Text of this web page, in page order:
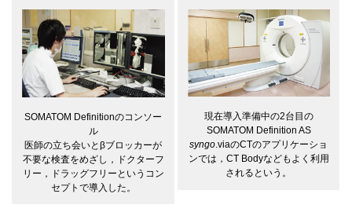
SOMATOM Definitionのコンソー
ル
医師の立ち会いとβブロッカーが
不要な検査をめざし，ドクターフ
リー，ドラッグフリーというコン
セプトで導入した。
現在導入準備中の2台目の
SOMATOM Definition AS
syngo.viaのCTのアプリケーショ
ンでは，CT Bodyなどもよく利用
されるという。